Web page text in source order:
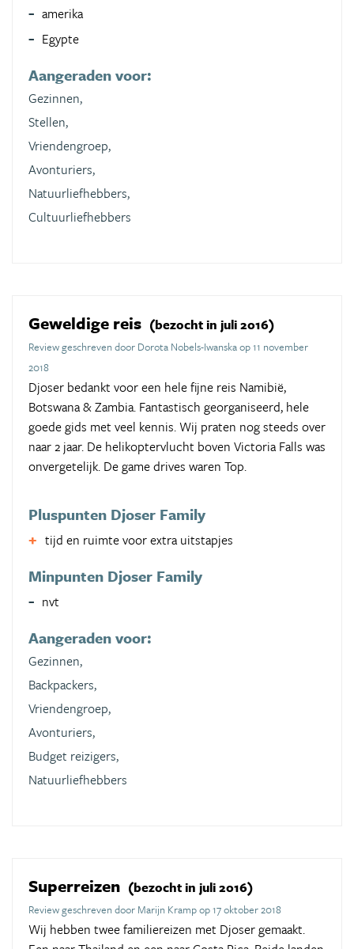
amerika
Egypte
Aangeraden voor:
Gezinnen,
Stellen,
Vriendengroep,
Avonturiers,
Natuurliefhebbers,
Cultuurliefhebbers
Geweldige reis (bezocht in juli 2016)
Review geschreven door Dorota Nobels-Iwanska op 11 november
2018
Djoser bedankt voor een hele fijne reis Namibië,
Botswana & Zambia. Fantastisch georganiseerd, hele
goede gids met veel kennis. Wij praten nog steeds over
naar 2 jaar. De helikoptervlucht boven Victoria Falls was
onvergetelijk. De game drives waren Top.
Pluspunten Djoser Family
tijd en ruimte voor extra uitstapjes
Minpunten Djoser Family
nvt
Aangeraden voor:
Gezinnen,
Backpackers,
Vriendengroep,
Avonturiers,
Budget reizigers,
Natuurliefhebbers
Superreizen (bezocht in juli 2016)
Review geschreven door Marijn Kramp op 17 oktober 2018
Wij hebben twee familiereizen met Djoser gemaakt.